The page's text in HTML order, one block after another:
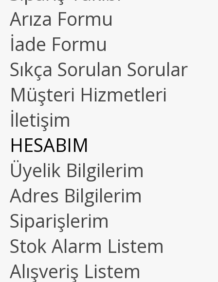
Arıza Formu
İade Formu
Sıkça Sorulan Sorular
Müşteri Hizmetleri
İletişim
HESABIM
Üyelik Bilgilerim
Adres Bilgilerim
Siparişlerim
Stok Alarm Listem
Alışveriş Listem